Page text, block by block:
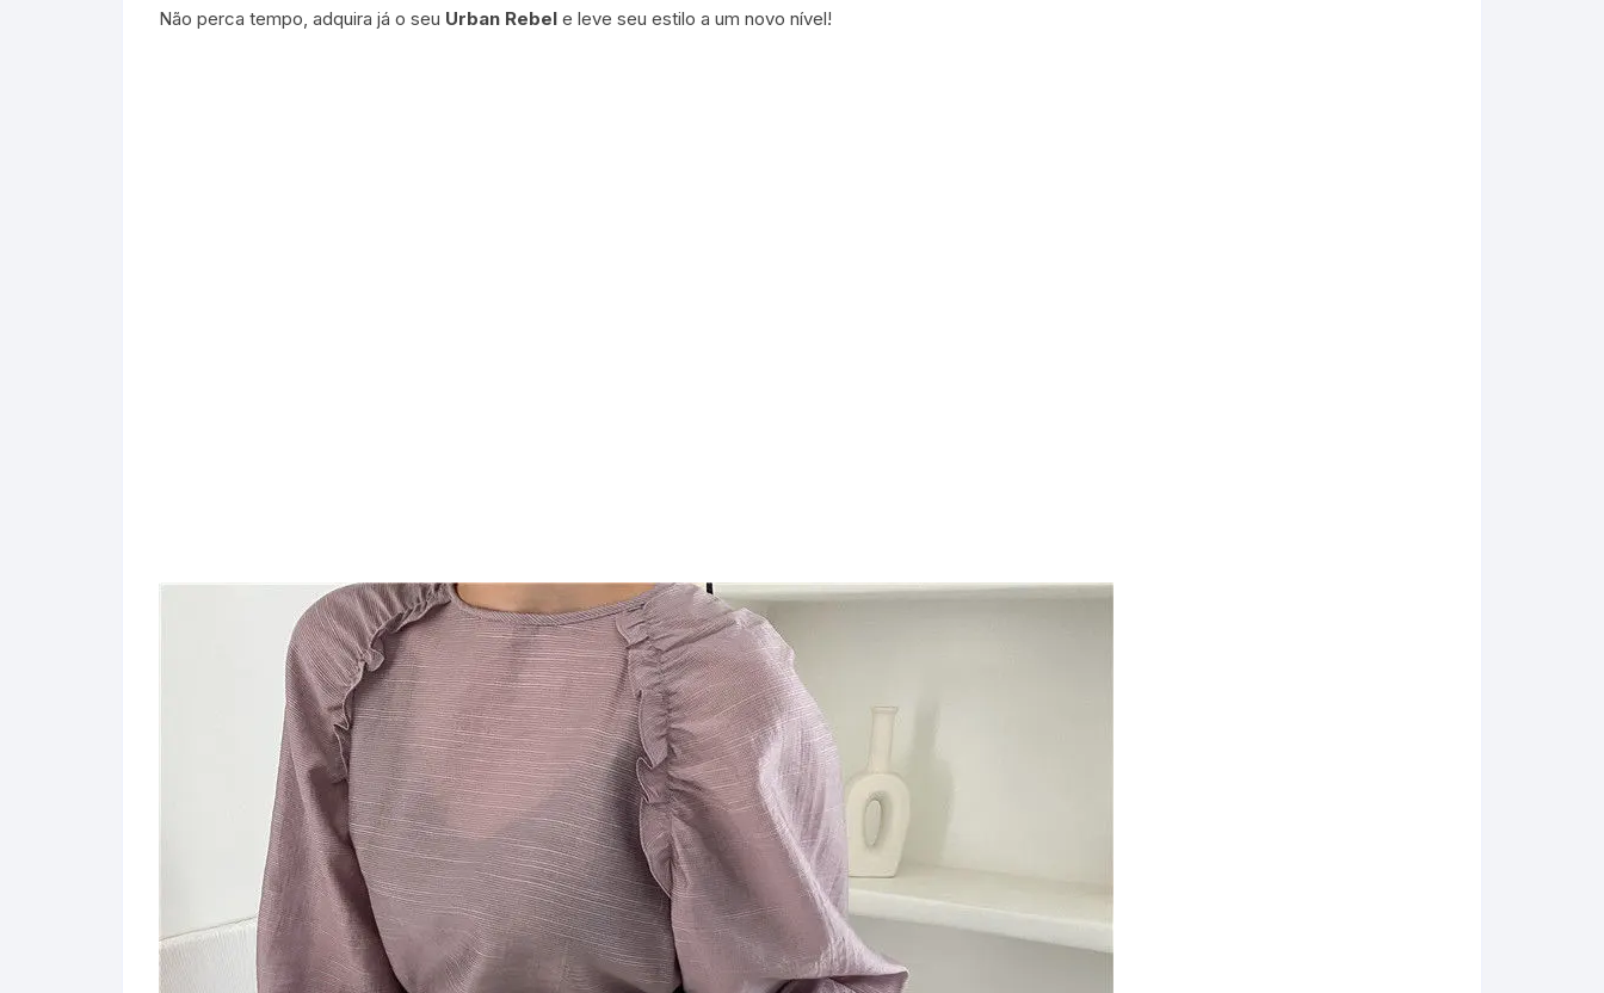
Não perca tempo, adquira já o seu Urban Rebel e leve seu estilo a um novo nível!